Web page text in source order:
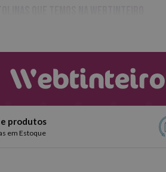
marcas.
se adequam aos seus gostos e
produtos
em Estoque